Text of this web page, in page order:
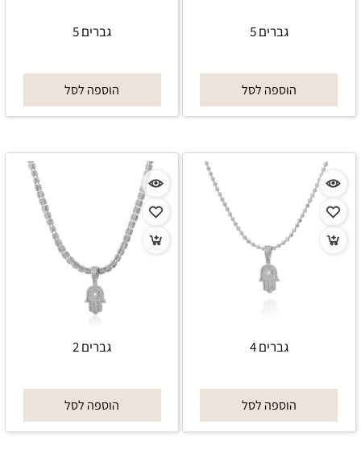
גברים 5
הוספה לסל
גברים 5
הוספה לסל
גברים 4
הוספה לסל
גברים 2
הוספה לסל